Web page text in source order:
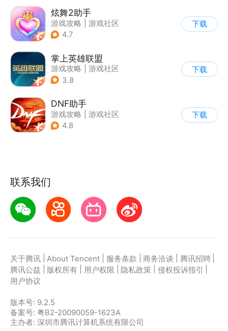
炫舞2助手
游戏攻略
游戏社区
4.7
下载
掌上英雄联盟
游戏攻略
游戏社区
3.8
下载
DNF助手
游戏攻略
游戏社区
4.8
下载
联系我们
关于腾讯 About Tencent 服务条款 商务洽谈 腾讯招聘
腾讯公益
版权所有 用户权限 隐私政策 侵权投诉指引
用户协议
版本号: 9.2.5
备案号: 粤B2-20090059-1623A
主办者: 深圳市腾讯计算机系统有限公司